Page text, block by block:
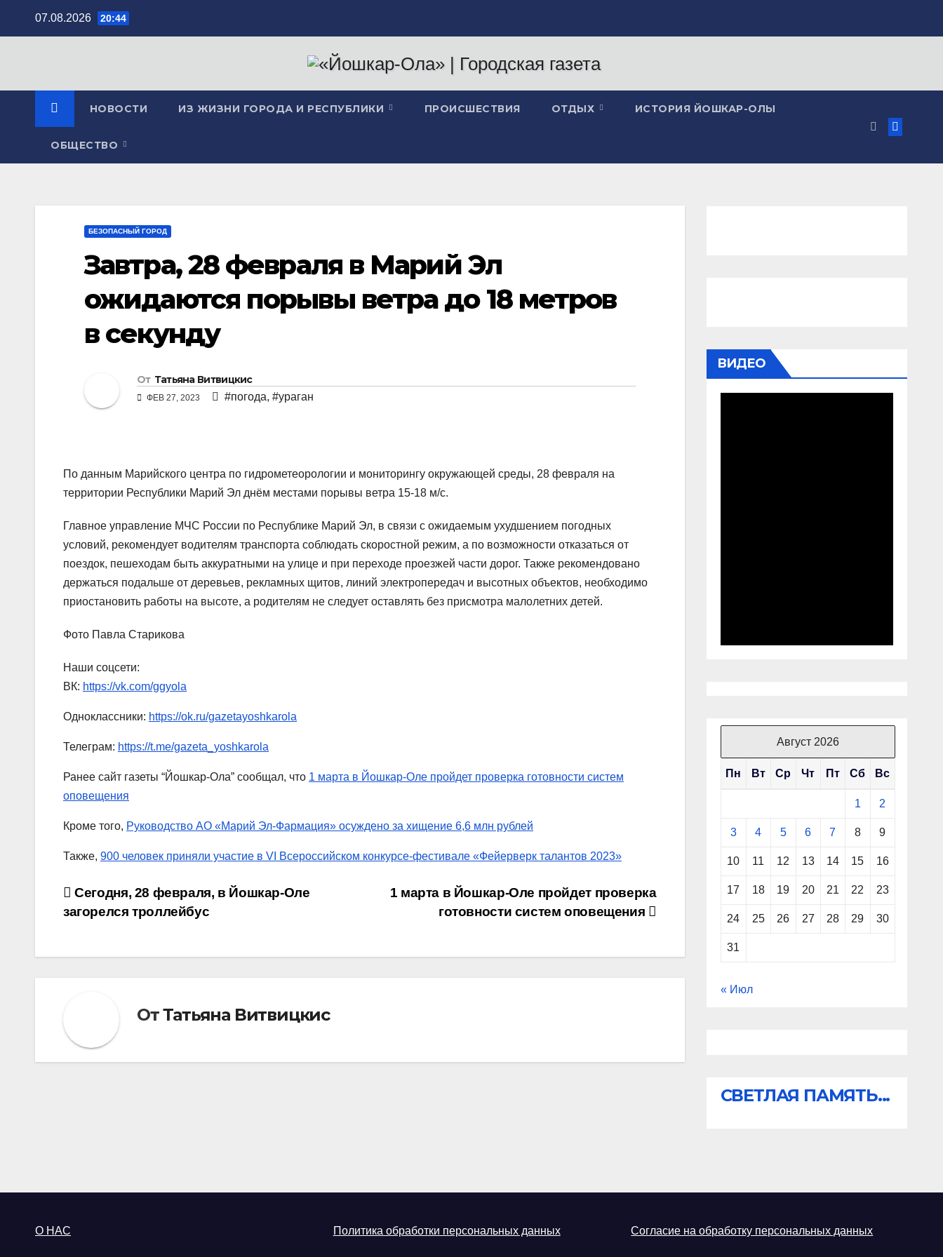
07.08.2026 20:44
НОВОСТИ ИЗ ЖИЗНИ ГОРОДА И РЕСПУБЛИКИ ПРОИСШЕСТВИЯ ОТДЫХ ИСТОРИЯ ЙОШКАР-ОЛЫ
ОБЩЕСТВО
БЕЗОПАСНЫЙ ГОРОД
Завтра, 28 февраля в Марий Эл
ожидаются порывы ветра до 18 метров
в секунду
От Татьяна Витвицкис
ФЕВ 27, 2023 #погода, #ураган
По данным Марийского центра по гидрометеорологии и мониторингу окружающей среды, 28 февраля на
территории Республики Марий Эл днём местами порывы ветра 15-18 м/с.
Главное управление МЧС России по Республике Марий Эл, в связи с ожидаемым ухудшением погодных
условий, рекомендует водителям транспорта соблюдать скоростной режим, а по возможности отказаться от
поездок, пешеходам быть аккуратными на улице и при переходе проезжей части дорог. Также рекомендовано
держаться подальше от деревьев, рекламных щитов, линий электропередач и высотных объектов, необходимо
приостановить работы на высоте, а родителям не следует оставлять без присмотра малолетних детей.
Фото Павла Старикова
Наши соцсети:
ВК: https://vk.com/ggyola
Одноклассники: https://ok.ru/gazetayoshkarola
Телеграм: https://t.me/gazeta_yoshkarola
Ранее сайт газеты “Йошкар-Ола” сообщал, что 1 марта в Йошкар-Оле пройдет проверка готовности систем
оповещения
Кроме того, Руководство АО «Марий Эл-Фармация» осуждено за хищение 6,6 млн рублей
Также, 900 человек приняли участие в VI Всероссийском конкурсе-фестивале «Фейерверк талантов 2023»
Навигация
записям
1 марта в Йошкар-Оле пройдет проверка
готовности систем оповещения
Сегодня, 28 февраля, в Йошкар-Оле
загорелся троллейбус
ОтТатьяна Витвицкис
ВИДЕО
Август 2026
Пн Вт Ср Чт Пт Сб Вс
1 2
3 4 5 6 7 8 9
10 11 12 13 14 15 16
17 18 19 20 21 22 23
24 25 26 27 28 29 30
31
« Июл
СВЕТЛАЯ ПАМЯТЬ...
О НАС Политика обработки персональных данных Согласие на обработку персональных данных